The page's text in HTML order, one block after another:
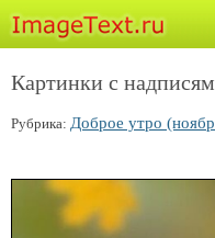
Картинки с
Рубрика: Доброе утро